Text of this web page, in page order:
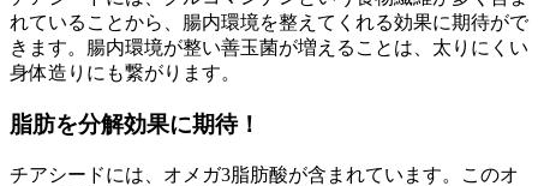
れていることから、腸内環境を整えてくれる効果に期待がで
きます。腸内環境が整い善玉菌が増えることは、太りにくい
身体造りにも繋がります。
脂肪を分解効果に期待！
チアシードには、オメガ3脂肪酸が含まれています。このオ